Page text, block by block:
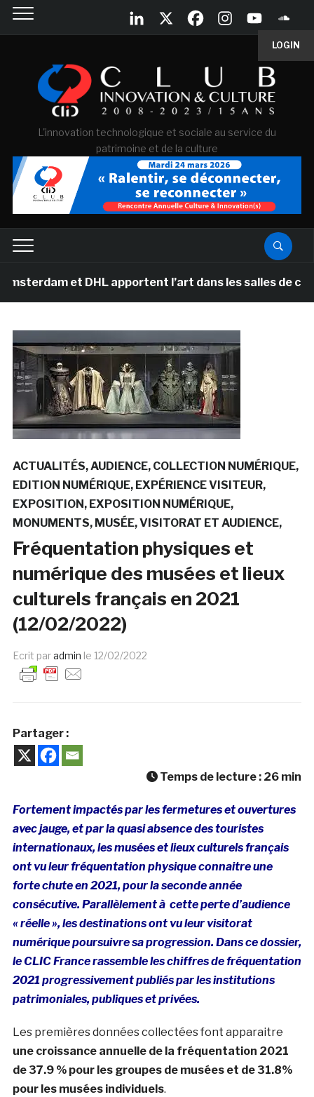
LOGIN
L'innovation technologique et sociale au service du
patrimoine et de la culture
et DHL apportent l’art dans les salles de classe
ACTUALITÉS AUDIENCE COLLECTION NUMÉRIQUE
EDITION NUMÉRIQUE EXPÉRIENCE VISITEUR
EXPOSITION
EXPOSITION NUMÉRIQUE
MONUMENTS MUSÉE VISITORAT ET AUDIENCE
Fréquentation physiques et
numérique des musées et lieux
culturels français en 2021
(12/02/2022)
Ecrit paradmin le 12/02/2022
Partager :
Temps de lecture : 26 min
Fortement impactés par les fermetures et ouvertures
avec jauge, et par la quasi absence des touristes
internationaux, les musées et lieux culturels français
ont vu leur fréquentation physique connaitre une
forte chute en 2021, pour la seconde année
consécutive. Parallèlement à cette perte d’audience
« réelle », les destinations ont vu leur visitorat
numérique poursuivre sa progression. Dans ce dossier,
le CLIC France rassemble les chiffres de fréquentation
2021 progressivement publiés par les institutions
patrimoniales, publiques et privées.
Les premières données collectées font apparaitre
une croissance annuelle de la fréquentation 2021
de 37.9 % pour les groupes de musées et de 31.8%
pour les musées individuels.